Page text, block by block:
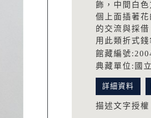
飾，中間白
個上面插著
的交流與採
用此類折式錢
館藏編號
典藏單位:國
詳細資料
描述文字授權